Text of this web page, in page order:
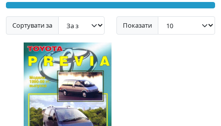
Сортувати за Показати